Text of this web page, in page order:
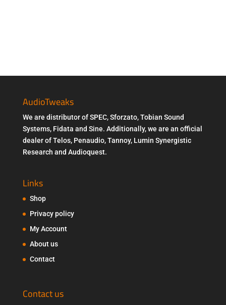
AudioTweaks
We are distributor of SPEC, Sforzato, Tobian Sound
Systems, Fidata and Sine. Additionally, we are an official
dealer of Telos, Penaudio, Tannoy, Lumin Synergistic
Research and Audioquest.
Links
Shop
Privacy policy
My Account
About us
Contact
Contact us